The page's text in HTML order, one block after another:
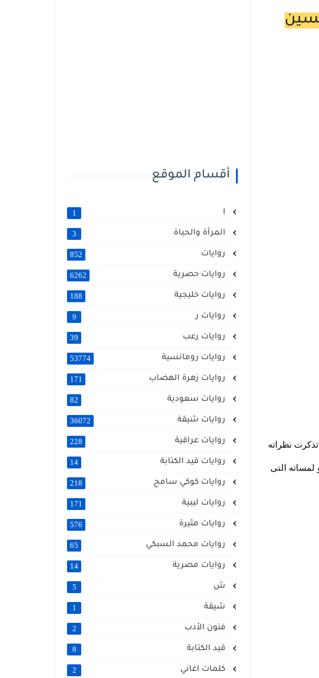
نظراته
التى
أقسام الموقع
ا 1
المرأة والحياة 3
روايات 852
روايات حصرية 6262
روايات خليجية 188
روايات ر 9
روايات رعب 39
روايات رومانسية 53774
روايات زهرة الهضاب 171
روايات سعودية 82
روايات شيقة 36072
روايات عراقية 228
روايات قيد الكتابة 14
روايات كوكي سامح 218
روايات ليبية 171
روايات مثيرة 576
روايات محمد السبكي 65
روايات مصرية 14
ش 5
شيقة 1
فنون الأدب 2
قيد الكتابة 8
كلمات اغاني 2